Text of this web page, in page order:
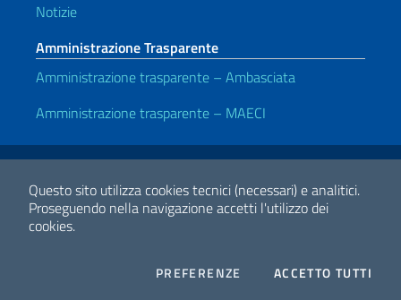
Questo sito utilizza cookies tecnici (necessari) e analitici.
Proseguendo nella navigazione accetti l'utilizzo dei
cookies.
PREFERENZE COOKIESACCETTO TUTTI
Notizie
Amministrazione Trasparente
Amministrazione trasparente – Ambasciata
Amministrazione trasparente – MAECI
Link Utili